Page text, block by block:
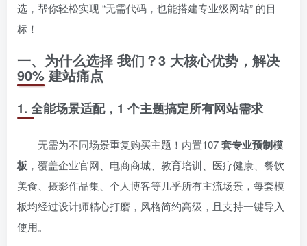
选，帮你轻松实现 “无需代码，也能搭建专业级网站” 的目
标！
一、为什么选择 我们？3 大核心优势，解决
90% 建站痛点
1. 全能场景适配，1 个主题搞定所有网站需求
无需为不同场景重复购买主题！内置107套专业预制模
板 ，覆盖企业官网、电商商城、教育培训、医疗健康、餐饮
美食、摄影作品集、个人博客等几乎所有主流场景，每套模
板均经过设计师精心打磨，风格简约高级，且支持一键导入
使用。